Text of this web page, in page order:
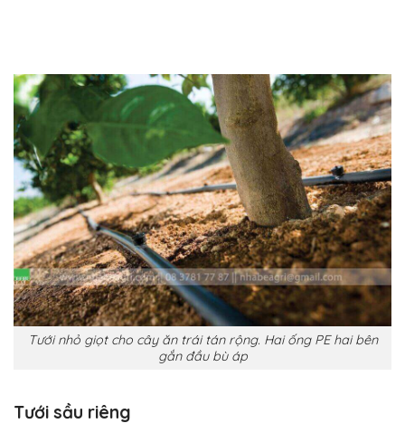
Tưới nhỏ giọt cho cây ăn trái tán rộng. Hai ống PE hai bên
gắn đầu bù áp
Tưới sầu riêng